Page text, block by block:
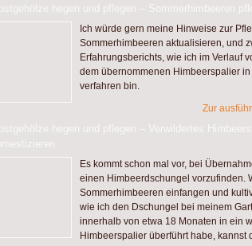
hegen und pflegen – Sommerhimbeeren
Ich würde gern meine Hinweise zur
Sommerhimbeeren aktualisieren, und
Erfahrungsberichts, wie ich im Verlauf
dem übernommenen Himbeerspalier
verfahren bin.
Zur
hegen und pflegen – Verwildertes
Es kommt schon mal vor, bei
einen Himbeerdschungel vorzufinden.
Sommerhimbeeren einfangen und
wie ich den Dschungel bei meinem
innerhalb von etwa 18 Monaten in ein
Himbeerspalier überführt habe, kannst